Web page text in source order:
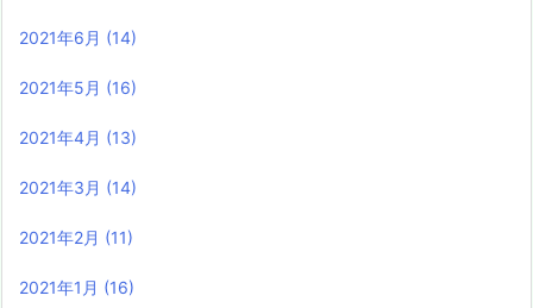
2021年6月 (14)
2021年5月 (16)
2021年4月 (13)
2021年3月 (14)
2021年2月 (11)
2021年1月 (16)